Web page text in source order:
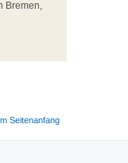
Bremen,
Seitenanfang